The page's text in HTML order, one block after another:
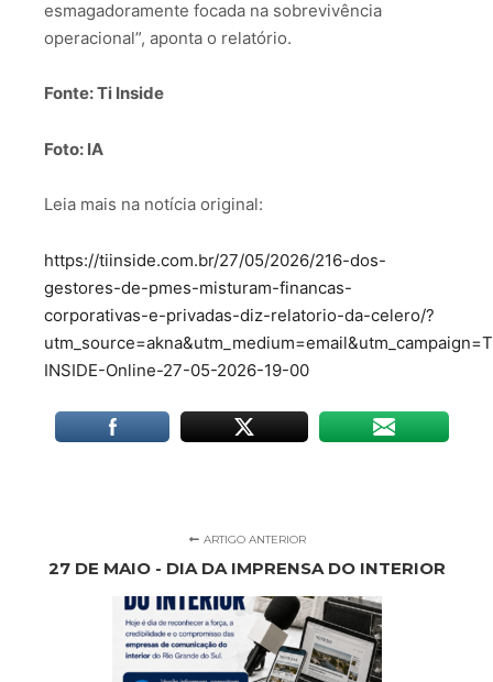
esmagadoramente focada na sobrevivência
operacional”, aponta o relatório.
Fonte: Ti Inside
Foto: IA
Leia mais na notícia original:
https://tiinside.com.br/27/05/2026/216-dos-
gestores-de-pmes-misturam-financas-
corporativas-e-privadas-diz-relatorio-da-celero/?
INSIDE-Online-27-05-2026-19-00
ARTIGO ANTERIOR
27 DE MAIO - DIA DA IMPRENSA DO INTERIOR